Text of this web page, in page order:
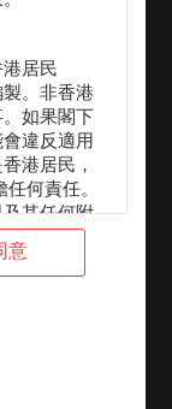
居民
製。非香港
如果閣下
違反適用
港居民，
何責任。
其任何附
1933年美
意